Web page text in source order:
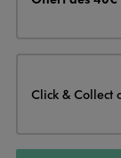
Click & Collect